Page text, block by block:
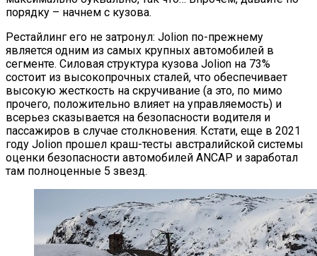
порядку – начнем с кузова.
Рестайлинг его не затронул: Jolion по-прежнему
является одним из самых крупных автомобилей в
сегменте. Силовая структура кузова Jolion на 73%
состоит из высокопрочных сталей, что обеспечивает
высокую жесткость на скручивание (а это, по мимо
прочего, положительно влияет на управляемость) и
всерьез сказывается на безопасности водителя и
пассажиров в случае столкновения. Кстати, еще в 2021
году Jolion прошел краш-тесты австралийской системы
оценки безопасности автомобилей ANCAP и заработал
там полноценные 5 звезд.